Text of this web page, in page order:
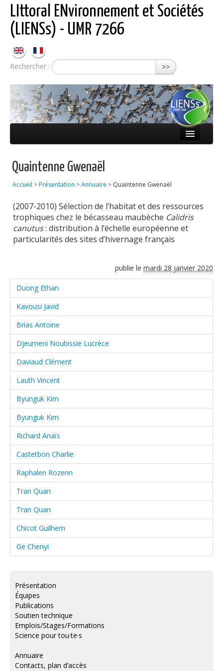
LIttoral ENvironnement et Sociétés
(LIENSs) - UMR 7266
Rechercher : >>
Équipes
Publications
Soutien technique
Emplois/Stages/Formations
Science pour tou·te·s
Actualités
Quaintenne Gwenaël
Accueil >Présentation >Annuaire > Quaintenne Gwenaël
(2007-2010) Sélection de l’habitat et des ressources
trophiques chez le bécasseau maubèche Calidris
canutus: distribution à l’échelle européenne et
particularités des sites d’hivernage français
publie le mardi 28 janvier 2020
Duong Ethan
Kavousi Javid
Brias Antoine
Djeumeni Noubissie Lucrèce
Daviaud Clément
Lauth Vincent
Byunguk Kim
Byunguk Kim
Richard Anaïs
Castetbon Charlie
Raphalen Rozenn
Tran Quan
Tran Quan
Chicot Guilhem
Ge Chenyi
Présentation
Équipes
Publications
Soutien technique
Emplois/Stages/Formations
Science pour tou·te·s
Annuaire
Contacts, plan d’accès